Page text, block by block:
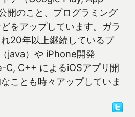
開のこと、プログラミング
をアップしています。ガラ
20年以上継続しているブ
java）や iPhone開発
C, C++ によるiOSアプリ開
ことも時々アップしていま